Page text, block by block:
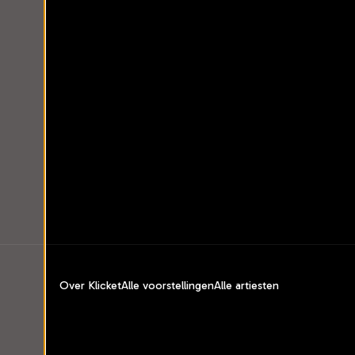
Over KlicketAlle voorstellingenAlle artiesten